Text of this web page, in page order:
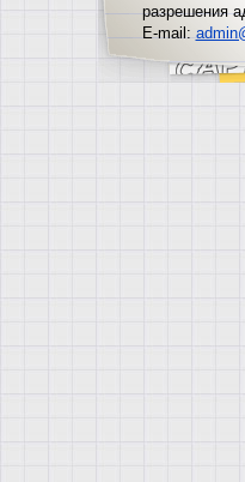
разрешения
E-mail: